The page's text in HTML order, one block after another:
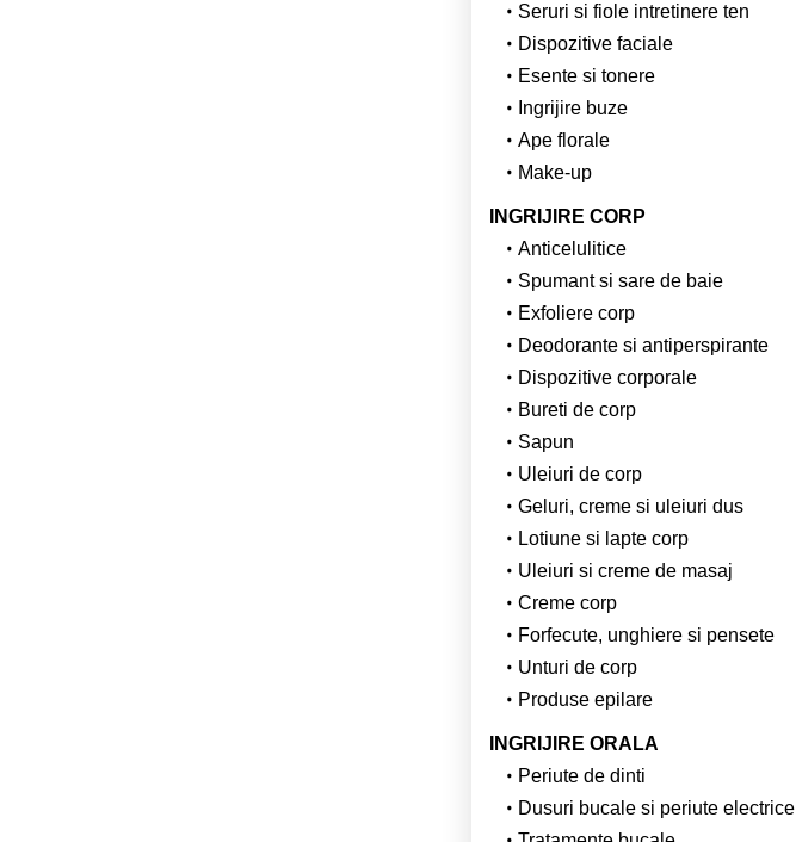
Seruri si fiole intretinere ten
Dispozitive faciale
Esente si tonere
Ingrijire buze
Ape florale
Make-up
INGRIJIRE CORP
Anticelulitice
Spumant si sare de baie
Exfoliere corp
Deodorante si antiperspirante
Dispozitive corporale
Bureti de corp
Sapun
Uleiuri de corp
Geluri, creme si uleiuri dus
Lotiune si lapte corp
Uleiuri si creme de masaj
Creme corp
Forfecute, unghiere si pensete
Unturi de corp
Produse epilare
INGRIJIRE ORALA
Periute de dinti
Dusuri bucale si periute electrice